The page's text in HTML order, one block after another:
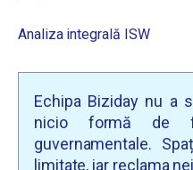
Analiza integrală ISW
Echipa Biziday nu a
nicio formă de
guvernamentale.
limitate, iar reclama